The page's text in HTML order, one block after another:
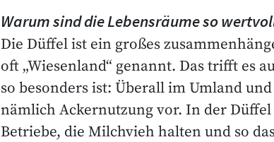
Warum sind die Lebensräume so
Die Düffel ist ein großes
oft „Wiesenland“ genannt. Das trifft es
so besonders ist: Überall im Umland
nämlich Ackernutzung vor. In der
Betriebe, die Milchvieh halten und so